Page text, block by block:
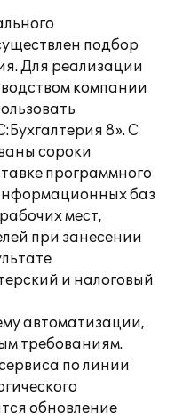
подбор
Для реализации
компании
8». С
сороки
программного
баз
мест,
при занесении
и налоговый
автоматизации,
требованиям.
по линии
обновление